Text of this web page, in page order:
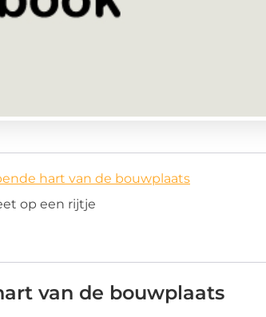
hart van de bouwplaats
op een rijtje
van de bouwplaats